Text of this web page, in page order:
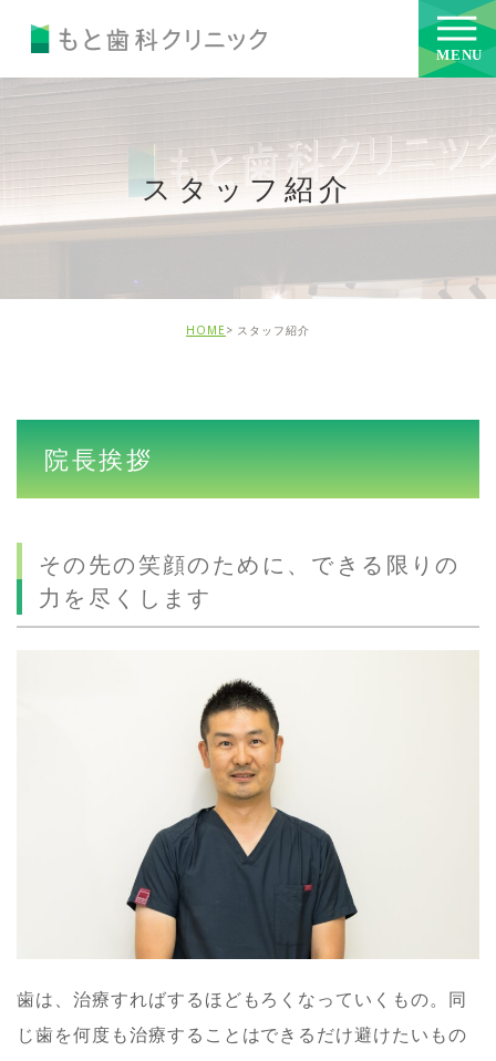
スタッフ紹介
HOME スタッフ紹介
院長挨拶
その先の笑顔のために、できる限りの
力を尽くします
歯は、治療すればするほどもろくなっていくもの。同
じ歯を何度も治療することはできるだけ避けたいもの